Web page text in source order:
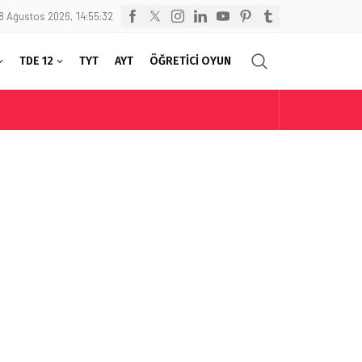
8 Ağustos 2026, 14:55:32
TDE 12 TYT AYT ÖĞRETİCİ OYUN